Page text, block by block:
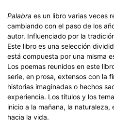
Palabra es un libro varias veces
cambiando con el paso de los
autor. Influenciado por la
Este libro es una selección
está compuesta por una misma
Los poemas reunidos en este
serie, en prosa, extensos con la
historias imaginadas o hechos
experiencia. Los títulos y los
inicio a la mañana, la naturaleza,
hacia la vida.